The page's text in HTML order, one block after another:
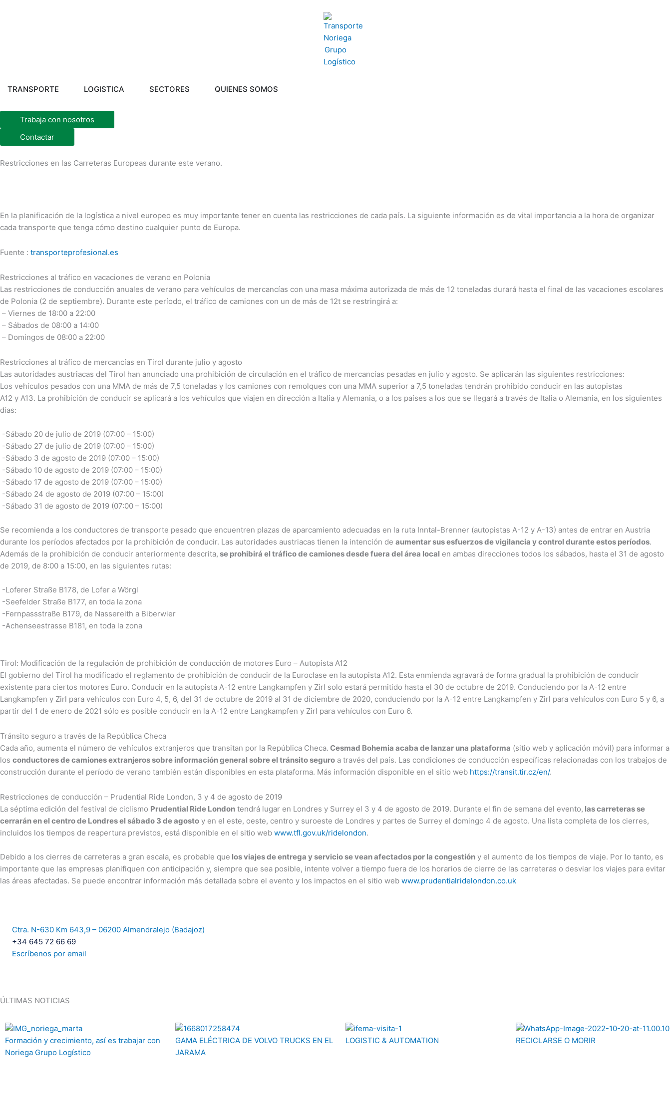
TRANSPORTE Abrir TRANSPORTE
LOGISTICA Abrir LOGISTICA
SECTORES Abrir SECTORES
QUIENES SOMOS
Trabaja con nosotros
Contactar
Restricciones en las Carreteras Europeas durante este verano.
En la planificación de la logística a nivel europeo es muy importante tener en cuenta las restricciones de cada país. La siguiente información es de vital importancia a la hora de organizar
cada transporte que tenga cómo destino cualquier punto de Europa.
Fuente : transporteprofesional.es
Restricciones al tráfico en vacaciones de verano en Polonia
Las restricciones de conducción anuales de verano para vehículos de mercancías con una masa máxima autorizada de más de 12 toneladas durará hasta el final de las vacaciones escolares
de Polonia (2 de septiembre). Durante este período, el tráfico de camiones con un de más de 12t se restringirá a:
– Viernes de 18:00 a 22:00
– Sábados de 08:00 a 14:00
– Domingos de 08:00 a 22:00
Restricciones al tráfico de mercancías en Tirol durante julio y agosto
Las autoridades austriacas del Tirol han anunciado una prohibición de circulación en el tráfico de mercancías pesadas en julio y agosto. Se aplicarán las siguientes restricciones:
Los vehículos pesados con una MMA de más de 7,5 toneladas y los camiones con remolques con una MMA superior a 7,5 toneladas tendrán prohibido conducir en las autopistas
A12 y A13. La prohibición de conducir se aplicará a los vehículos que viajen en dirección a Italia y Alemania, o a los países a los que se llegará a través de Italia o Alemania, en los siguientes
días:
-Sábado 20 de julio de 2019 (07:00 – 15:00)
-Sábado 27 de julio de 2019 (07:00 – 15:00)
-Sábado 3 de agosto de 2019 (07:00 – 15:00)
-Sábado 10 de agosto de 2019 (07:00 – 15:00)
-Sábado 17 de agosto de 2019 (07:00 – 15:00)
-Sábado 24 de agosto de 2019 (07:00 – 15:00)
-Sábado 31 de agosto de 2019 (07:00 – 15:00)
Se recomienda a los conductores de transporte pesado que encuentren plazas de aparcamiento adecuadas en la ruta Inntal-Brenner (autopistas A-12 y A-13) antes de entrar en Austria
durante los períodos afectados por la prohibición de conducir. Las autoridades austriacas tienen la intención de aumentar sus esfuerzos de vigilancia y control durante estos períodos.
Además de la prohibición de conducir anteriormente descrita, se prohibirá el tráfico de camiones desde fuera del área local en ambas direcciones todos los sábados, hasta el 31 de agosto
de 2019, de 8:00 a 15:00, en las siguientes rutas:
-Loferer Straße B178, de Lofer a Wörgl
-Seefelder Straße B177, en toda la zona
-Fernpassstraße B179, de Nassereith a Biberwier
-Achenseestrasse B181, en toda la zona
Tirol: Modificación de la regulación de prohibición de conducción de motores Euro – Autopista A12
El gobierno del Tirol ha modificado el reglamento de prohibición de conducir de la Euroclase en la autopista A12. Esta enmienda agravará de forma gradual la prohibición de conducir
existente para ciertos motores Euro. Conducir en la autopista A-12 entre Langkampfen y Zirl solo estará permitido hasta el 30 de octubre de 2019. Conduciendo por la A-12 entre
Langkampfen y Zirl para vehículos con Euro 4, 5, 6, del 31 de octubre de 2019 al 31 de diciembre de 2020, conduciendo por la A-12 entre Langkampfen y Zirl para vehículos con Euro 5 y 6, a
partir del 1 de enero de 2021 sólo es posible conducir en la A-12 entre Langkampfen y Zirl para vehículos con Euro 6.
Tránsito seguro a través de la República Checa
Cada año, aumenta el número de vehículos extranjeros que transitan por la República Checa. Cesmad Bohemia acaba de lanzar una plataforma (sitio web y aplicación móvil) para informar a
los conductores de camiones extranjeros sobre información general sobre el tránsito seguro a través del país. Las condiciones de conducción específicas relacionadas con los trabajos de
construcción durante el período de verano también están disponibles en esta plataforma. Más información disponible en el sitio web https://transit.tir.cz/en/.
Restricciones de conducción – Prudential Ride London, 3 y 4 de agosto de 2019
La séptima edición del festival de ciclismo Prudential Ride London tendrá lugar en Londres y Surrey el 3 y 4 de agosto de 2019. Durante el fin de semana del evento, las carreteras se
cerrarán en el centro de Londres el sábado 3 de agosto y en el este, oeste, centro y suroeste de Londres y partes de Surrey el domingo 4 de agosto. Una lista completa de los cierres,
incluidos los tiempos de reapertura previstos, está disponible en el sitio web www.tfl.gov.uk/ridelondon.
Debido a los cierres de carreteras a gran escala, es probable que los viajes de entrega y servicio se vean afectados por la congestión y el aumento de los tiempos de viaje. Por lo tanto, es
importante que las empresas planifiquen con anticipación y, siempre que sea posible, intente volver a tiempo fuera de los horarios de cierre de las carreteras o desviar los viajes para evitar
las áreas afectadas. Se puede encontrar información más detallada sobre el evento y los impactos en el sitio web www.prudentialridelondon.co.uk
Ctra. N-630 Km 643,9 – 06200 Almendralejo (Badajoz)
+34 645 72 66 69
Escríbenos por email
ÚLTIMAS NOTICIAS
Formación y crecimiento, así es trabajar con
Noriega Grupo Logístico
GAMA ELÉCTRICA DE VOLVO TRUCKS EN EL
JARAMA
LOGISTIC & AUTOMATION RECICLARSE O MORIR